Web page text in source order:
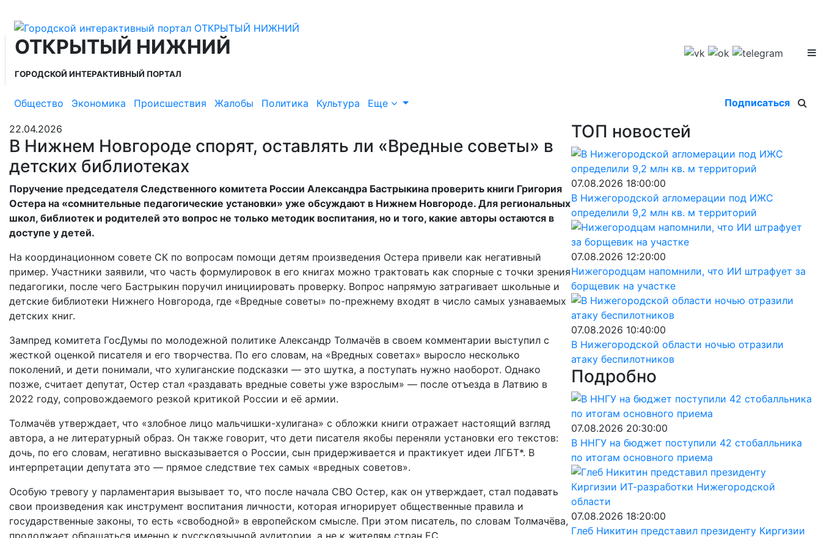
ОТКРЫТЫЙ НИЖНИЙ
ГОРОДСКОЙ ИНТЕРАКТИВНЫЙ ПОРТАЛ
Общество Экономика Происшествия Жалобы Политика Культура Еще Подписаться
22.04.2026
В Нижнем Новгороде спорят, оставлять ли «Вредные советы» в
детских библиотеках
Поручение председателя Следственного комитета России Александра Бастрыкина проверить книги Григория
Остера на «сомнительные педагогические установки» уже обсуждают в Нижнем Новгороде. Для региональных
школ, библиотек и родителей это вопрос не только методик воспитания, но и того, какие авторы остаются в
доступе у детей.
На координационном совете СК по вопросам помощи детям произведения Остера привели как негативный
пример. Участники заявили, что часть формулировок в его книгах можно трактовать как спорные с точки зрения
педагогики, после чего Бастрыкин поручил инициировать проверку. Вопрос напрямую затрагивает школьные и
детские библиотеки Нижнего Новгорода, где «Вредные советы» по-прежнему входят в число самых узнаваемых
детских книг.
Зампред комитета ГосДумы по молодежной политике Александр Толмачёв в своем комментарии выступил с
жесткой оценкой писателя и его творчества. По его словам, на «Вредных советах» выросло несколько
поколений, и дети понимали, что хулиганские подсказки — это шутка, а поступать нужно наоборот. Однако
позже, считает депутат, Остер стал «раздавать вредные советы уже взрослым» — после отъезда в Латвию в
2022 году, сопровождаемого резкой критикой России и её армии.
Толмачёв утверждает, что «злобное лицо мальчишки-хулигана» с обложки книги отражает настоящий взгляд
автора, а не литературный образ. Он также говорит, что дети писателя якобы переняли установки его текстов:
дочь, по его словам, негативно высказывается о России, сын придерживается и практикует идеи ЛГБТ*. В
интерпретации депутата это — прямое следствие тех самых «вредных советов».
Особую тревогу у парламентария вызывает то, что после начала СВО Остер, как он утверждает, стал подавать
свои произведения как инструмент воспитания личности, которая игнорирует общественные правила и
государственные законы, то есть «свободной» в европейском смысле. При этом писатель, по словам Толмачёва,
продолжает обращаться именно к русскоязычной аудитории, а не к жителям стран ЕС.
ТОП новостей
07.08.2026 18:00:00
В Нижегородской агломерации под ИЖС
определили 9,2 млн кв. м территорий
07.08.2026 12:20:00
Нижегородцам напомнили, что ИИ штрафует за
борщевик на участке
07.08.2026 10:40:00
В Нижегородской области ночью отразили
атаку беспилотников
Подробно
07.08.2026 20:30:00
В ННГУ на бюджет поступили 42 стобалльника
по итогам основного приема
07.08.2026 18:20:00
Глеб Никитин представил президенту Киргизии